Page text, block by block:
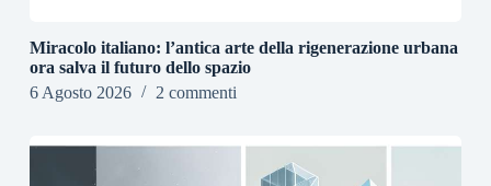
Miracolo italiano: l’antica arte della rigenerazione urbana
ora salva il futuro dello spazio
6 Agosto 2026
2 commenti